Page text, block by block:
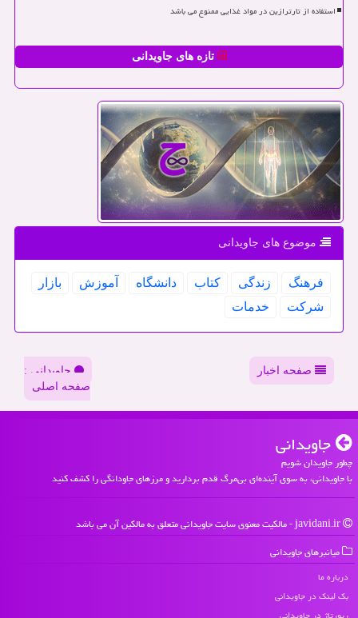
استفاده از تارترازین در مواد غذایی ممنوع می باشد
تازه های جاویدانی
موضوع های جاویدانی
فرهنگ زندگی كتاب دانشگاه آموزش
بازار
شركت
خدمات
صفحه اخبار
جاویدانی :
صفحه اصلی
جاویدانی
چطور جاویدان شویم
با جاویدانی، به سوی آینده‌ای بی‌مرگ قدم بردارید و مرزهای جاودانگی را کشف کنید
میانبرهای جاویدانی
درباره ما
بک لینک در جاویدانی